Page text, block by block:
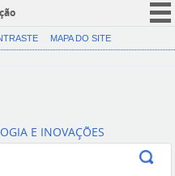
CORONAVÍRUS (COVID-19)
Canais
MAPA DO SITE
E INOVAÇÕES